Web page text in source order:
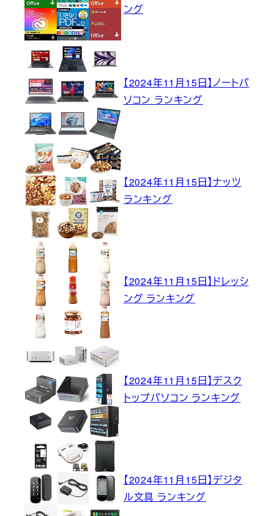
ング
【2024年11月15日】ノートパ
ソコン ランキング
【2024年11月15日】ナッツ
ランキング
【2024年11月15日】ドレッシ
ング ランキング
【2024年11月15日】デスク
トップパソコン ランキング
【2024年11月15日】デジタ
ル文具 ランキング